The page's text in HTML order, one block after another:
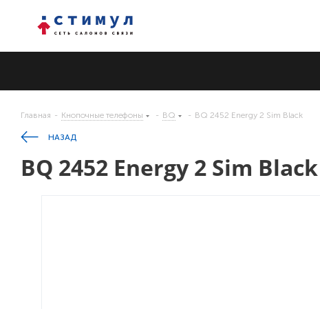
Главная - Кнопочные телефоны - BQ - BQ 2452 Energy 2 Sim Black
НАЗАД
BQ 2452 Energy 2 Sim Black